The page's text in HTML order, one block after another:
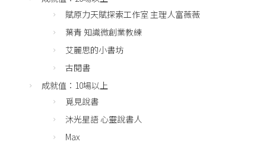
賦原力天賦探索工作室 主理人富薇薇
葉青 知識微創業教練
艾麗思的小書坊
古閱書
成就值：10場以上
覓見說書
沐光星語 心靈說書人
Max